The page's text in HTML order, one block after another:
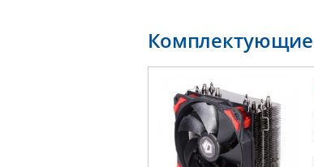
Комплектующие